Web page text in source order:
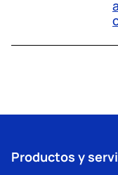
Productos y